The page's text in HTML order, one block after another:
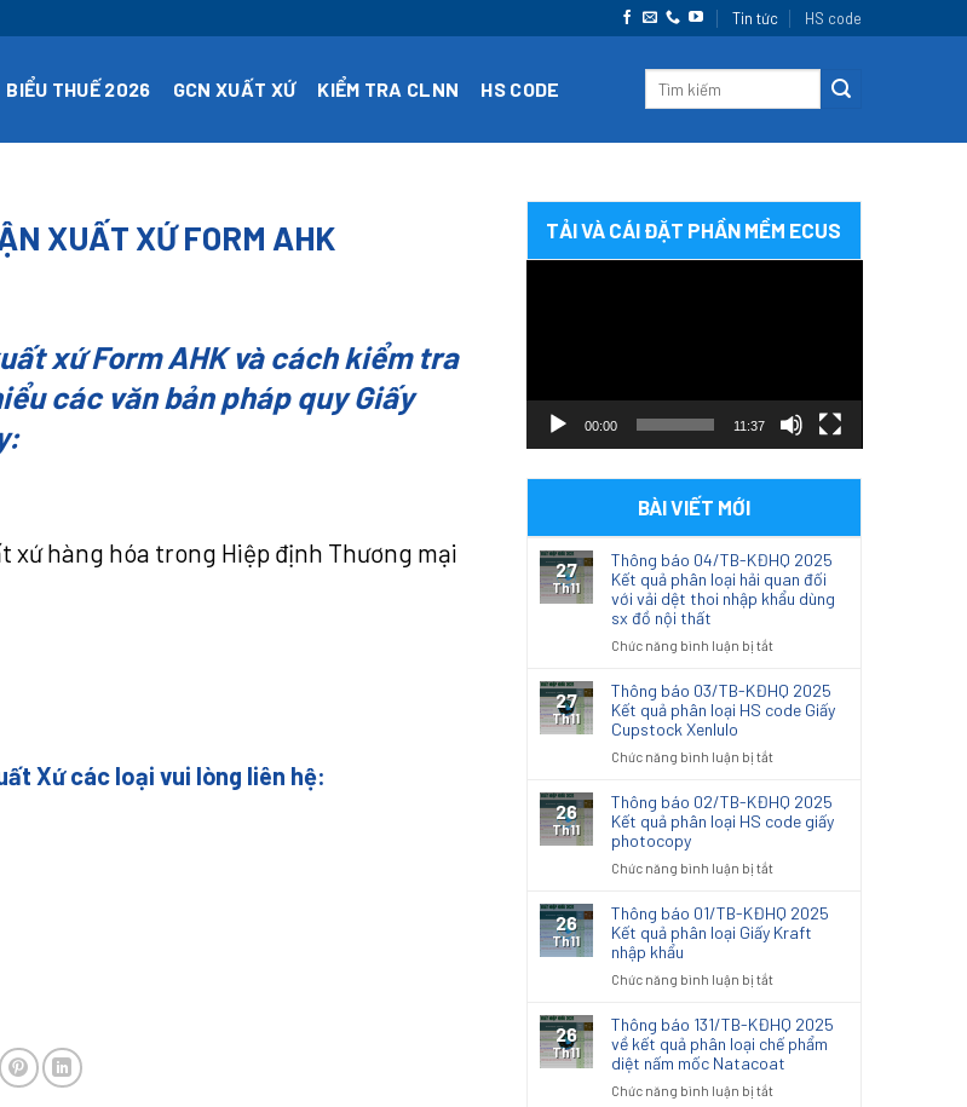
Tin tức HS code
BIỂU THUẾ 2026 GCN XUẤT XỨ KIỂM TRA CLNN HS CODE
XUẤT XỨ FORM AHK
xứ Form AHK và cách kiểm tra
các văn bản pháp quy Giấy
xứ hàng hóa trong Hiệp định Thương mại
Xứ các loại vui lòng liên hệ:
TẢI VÀ CÁI ĐẶT PHẦN MỀM ECUS
00:00 11:37
BÀI VIẾT MỚI
27
Th11
Thông báo 04/TB-KĐHQ 2025
Kết quả phân loại hải quan đối
với vải dệt thoi nhập khẩu dùng
sx đồ nội thất
Chức năng bình luận bị tắtở
báo
04/TB-
phân
loại
quan
với
vải
dùng
sx
nội
27
Th11
Thông báo 03/TB-KĐHQ 2025
Kết quả phân loại HS code Giấy
Cupstock Xenlulo
Chức năng bình luận bị tắtở
báo
03/TB-
phân
loại
code
Cupstock
Xenlulo
26
Th11
Thông báo 02/TB-KĐHQ 2025
Kết quả phân loại HS code giấy
photocopy
Chức năng bình luận bị tắtở
báo
02/TB-
phân
loại
HS
code
26
Th11
Thông báo 01/TB-KĐHQ 2025
Kết quả phân loại Giấy Kraft
nhập khẩu
Chức năng bình luận bị tắtở
báo
01/TB-
KĐHQ
26
Th11
Thông báo 131/TB-KĐHQ 2025
về kết quả phân loại chế phẩm
diệt nấm mốc Natacoat
Chức năng bình luận bị tắtở